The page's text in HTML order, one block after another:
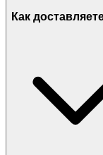
Как